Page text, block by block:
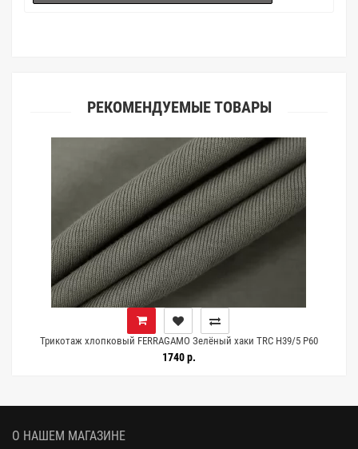
(ателье), то данная услуга поможет Вам улучшить работу с
РЕКОМЕНДУЕМЫЕ ТОВАРЫ
Трикотаж хлопковый FERRAGAMO Зелёный хаки TRC H39/5 P60
10022677
1740 р.
О НАШЕМ МАГАЗИНЕ